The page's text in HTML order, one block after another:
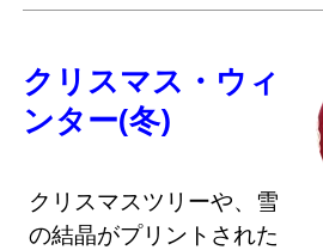
クリスマス・ウィ
ンター(冬)
クリスマスツリーや、雪
の結晶がプリントされた